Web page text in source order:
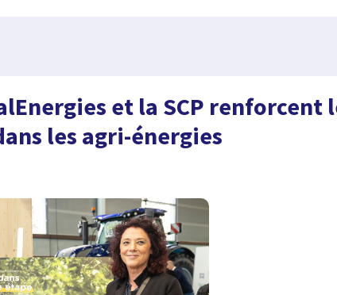
et la SCP renforcent
les agri-énergies